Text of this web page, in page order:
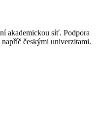
akademickou síť. Podpora
českými univerzitami.